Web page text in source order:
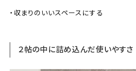
・収まりのいいスペースにする
２帖の中に詰め込んだ使いやすさ